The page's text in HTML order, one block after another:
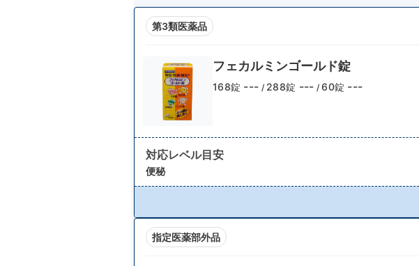
第3類医薬品
フェカルミンゴールド錠
168錠 --- / 288錠 --- / 60錠 ---
対応レベル目安
便秘
指定医薬部外品